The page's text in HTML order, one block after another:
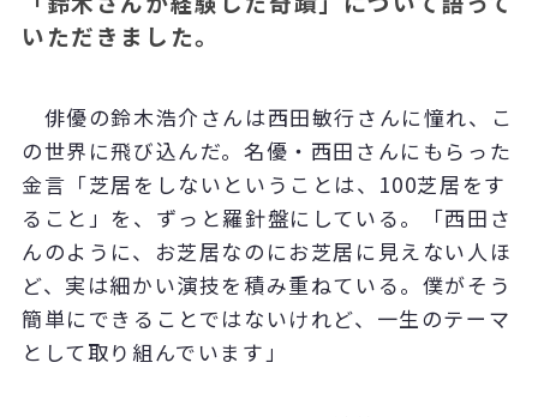
いただきました。
俳優の鈴木浩介さんは西田敏行さんに憧れ、こ
の世界に飛び込んだ。名優・西田さんにもらった
金言「芝居をしないということは、 100芝居をす
ること」を、ずっと羅針盤にしている。「西田さ
んのように、お芝居なのにお芝居に見えない人ほ
ど、実は細かい演技を積み重ねている。僕がそう
簡単にできることではないけれど、一生のテーマ
として取り組んでいます」